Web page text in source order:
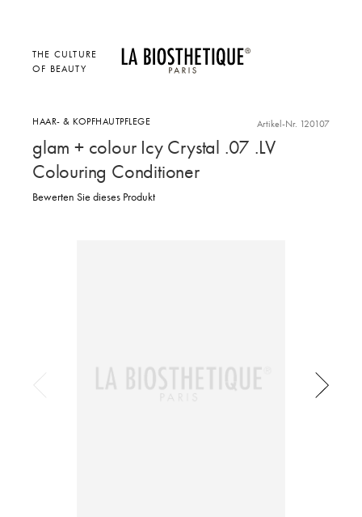
THE CULTURE
OF BEAUTY
HAAR- & KOPFHAUTPFLEGE Artikel-Nr. 120107
glam + colour Icy Crystal .07 .LV
Colouring Conditioner
Bewerten Sie dieses Produkt